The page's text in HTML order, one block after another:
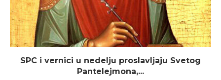
SPC i vernici u nedelju proslavljaju Svetog
Pantelejmona,...